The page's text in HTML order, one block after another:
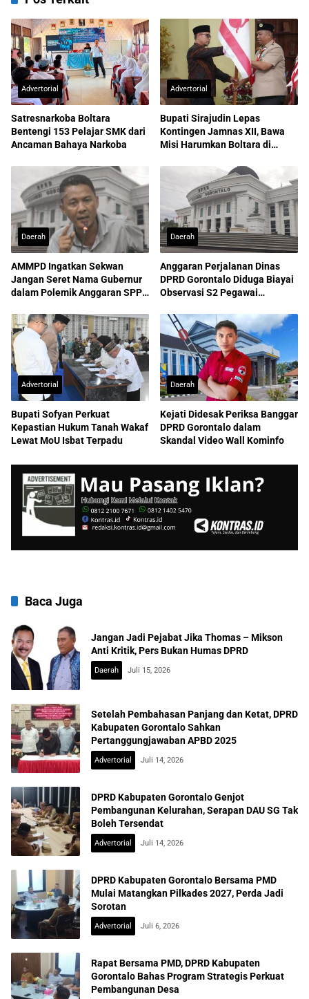
Advertorial
Satresnarkoba Boltara
Bentengi 153 Pelajar SMK dari
Ancaman Bahaya Narkoba
Advertorial
Bupati Sirajudin Lepas
Kontingen Jamnas XII, Bawa
Misi Harumkan Boltara di
Daerah
AMMPD Ingatkan Sekwan
Jangan Seret Nama Gubernur
dalam Polemik Anggaran SPPD
Daerah
Anggaran Perjalanan Dinas
DPRD Gorontalo Diduga Biayai
Observasi S2 Pegawai
Advertorial
Bupati Sofyan Perkuat
Kepastian Hukum Tanah Wakaf
Lewat MoU Isbat Terpadu
Daerah
Kejati Didesak Periksa Banggar
DPRD Gorontalo dalam
Skandal Video Wall Kominfo
Baca Juga
Jangan Jadi Pejabat Jika Thomas – Mikson
Anti Kritik, Pers Bukan Humas DPRD
Daerah Juli 15, 2026
Setelah Pembahasan Panjang dan Ketat, DPRD
Kabupaten Gorontalo Sahkan
Pertanggungjawaban APBD 2025
Advertorial Juli 14, 2026
DPRD Kabupaten Gorontalo Genjot
Pembangunan Kelurahan, Serapan DAU SG Tak
Boleh Tersendat
Advertorial Juli 14, 2026
DPRD Kabupaten Gorontalo Bersama PMD
Mulai Matangkan Pilkades 2027, Perda Jadi
Sorotan
Advertorial Juli 6, 2026
Rapat Bersama PMD, DPRD Kabupaten
Gorontalo Bahas Program Strategis Perkuat
Pembangunan Desa